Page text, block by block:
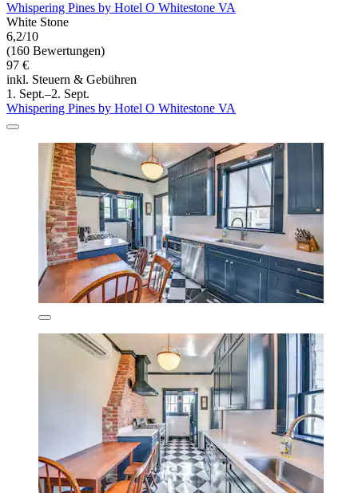
Whispering Pines by Hotel O Whitestone VA
White Stone
6,2/10
(160 Bewertungen)
97 €
inkl. Steuern & Gebühren
1. Sept.–2. Sept.
Whispering Pines by Hotel O Whitestone VA